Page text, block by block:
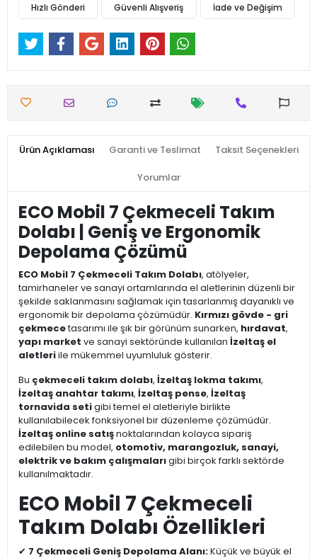
Hızlı Gönderi Güvenli Alışveriş İade ve Değişim
Ürün Açıklaması Garanti ve Teslimat Taksit Seçenekleri
Yorumlar
ECO Mobil 7 Çekmeceli Takım
Dolabı | Geniş ve Ergonomik
Depolama Çözümü
ECO Mobil 7 Çekmeceli Takım Dolabı, atölyeler,
tamirhaneler ve sanayi ortamlarında el aletlerinin düzenli bir
şekilde saklanmasını sağlamak için tasarlanmış dayanıklı ve
ergonomik bir depolama çözümüdür. Kırmızı gövde - gri
çekmecetasarımı ile şık bir görünüm sunarken, hırdavat,
yapı market ve sanayi sektöründe kullanılan İzeltaş el
aletleriile mükemmel uyumluluk gösterir.
Bu çekmeceli takım dolabı, İzeltaş lokma takımı,
İzeltaş anahtar takımı, İzeltaş pense, İzeltaş
tornavida setigibi temel el aletleriyle birlikte
kullanılabilecek fonksiyonel bir düzenleme çözümüdür.
İzeltaş online satışnoktalarından kolayca sipariş
edilebilen bu model, otomotiv, marangozluk, sanayi,
elektrik ve bakım çalışmalarıgibi birçok farklı sektörde
kullanılmaktadır.
ECO Mobil 7 Çekmeceli
Takım Dolabı Özellikleri
✔ 7 Çekmeceli Geniş Depolama Alanı:Küçük ve büyük el